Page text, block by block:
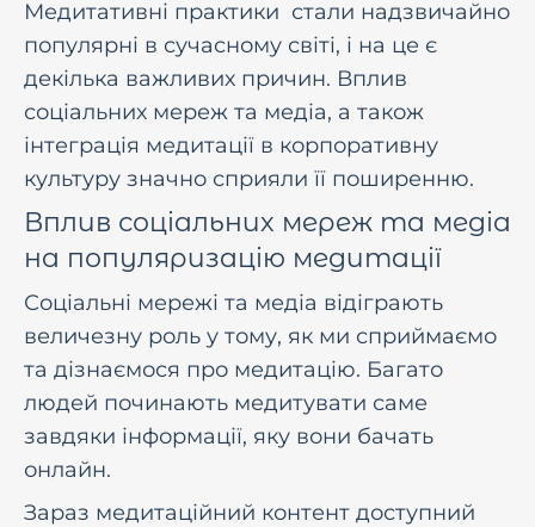
Медитативні практики стали надзвичайно
популярні в сучасному світі, і на це є
декілька важливих причин. Вплив
соціальних мереж та медіа, а також
інтеграція медитації в корпоративну
культуру значно сприяли її поширенню.
Вплив соціальних мереж та медіа
на популяризацію медитації
Соціальні мережі та медіа відіграють
величезну роль у тому, як ми сприймаємо
та дізнаємося про медитацію. Багато
людей починають медитувати саме
завдяки інформації, яку вони бачать
онлайн.
Зараз медитаційний контент доступний